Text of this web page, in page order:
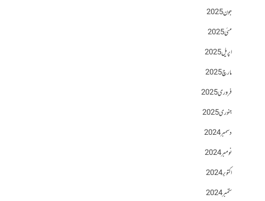
جون 2025
مئی 2025
اپریل 2025
مارچ 2025
فروری 2025
جنوری 2025
دسمبر 2024
نومبر 2024
اکتوبر 2024
ستمبر 2024